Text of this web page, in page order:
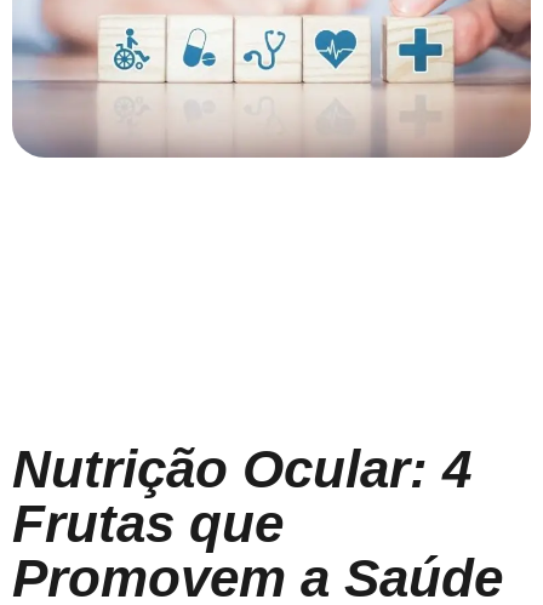
Nutrição Ocular: 4
Frutas que
Promovem a Saúde